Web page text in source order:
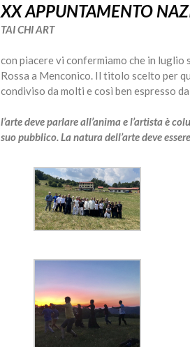
XX APPUNTAMENTO
TAI CHI ART
con piacere vi confermiamo che in
Rossa a Menconico. Il titolo scelto per
condiviso da molti e così ben espresso
l’arte deve parlare all’anima e l’artista è
suo pubblico.La natura dell’arte deve